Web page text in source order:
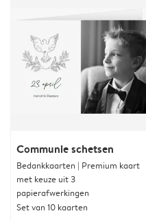
Communie schetsen
Bedankkaarten | Premium kaart
met keuze uit 3
papierafwerkingen
Set van 10 kaarten